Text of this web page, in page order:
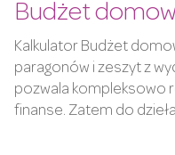
Budżet
Kalkulator Budżet
paragonów i zeszyt z
pozwala kompleksowo
finanse. Zatem do